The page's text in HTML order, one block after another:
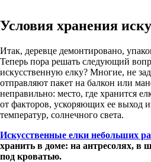
Условия хранения
Итак, деревце демонтировано,
Теперь пора решать следующий
искусственную елку? Многие, не
отправляют пакет на балкон или
неправильно: место, где хранится
от факторов, ускоряющих ее выход
температур, солнечного света.
Искусственные елки небольших
хранить в доме: на антресолях, в
под кроватью.